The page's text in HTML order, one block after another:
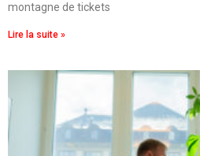
montagne de tickets
Lire la suite »